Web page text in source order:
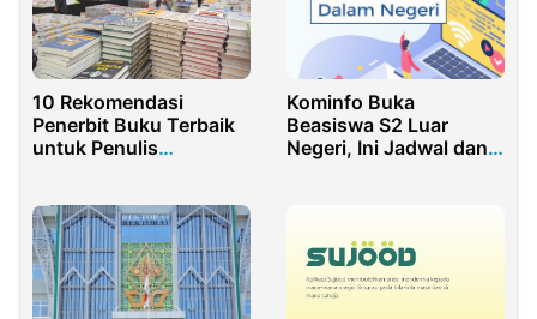
10 Rekomendasi
Penerbit Buku Terbaik
untuk Penulis
Kominfo Buka
Beasiswa S2 Luar
Negeri, Ini Jadwal dan